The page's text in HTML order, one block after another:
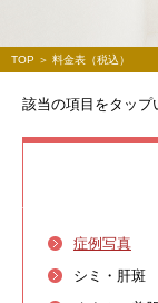
TOP ＞ 料金表（税込）
該当の項目をタップ
症例写真
シミ・肝斑